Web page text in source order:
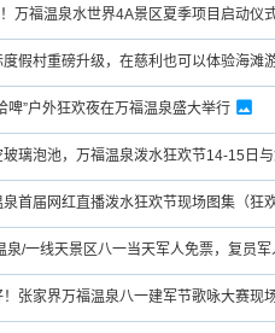
万福温泉水世界4A景区夏季项目启动仪式
假村重磅升级，在慈利也可以体验海滩游
啤”户外狂欢夜在万福温泉盛大举行
玻璃泡池，万福温泉泼水狂欢节14-15日
首届网红直播泼水狂欢节现场图集（狂欢
泉/一线天景区八一当天军人免票，复员军
！张家界万福温泉八一建军节歌咏大赛现